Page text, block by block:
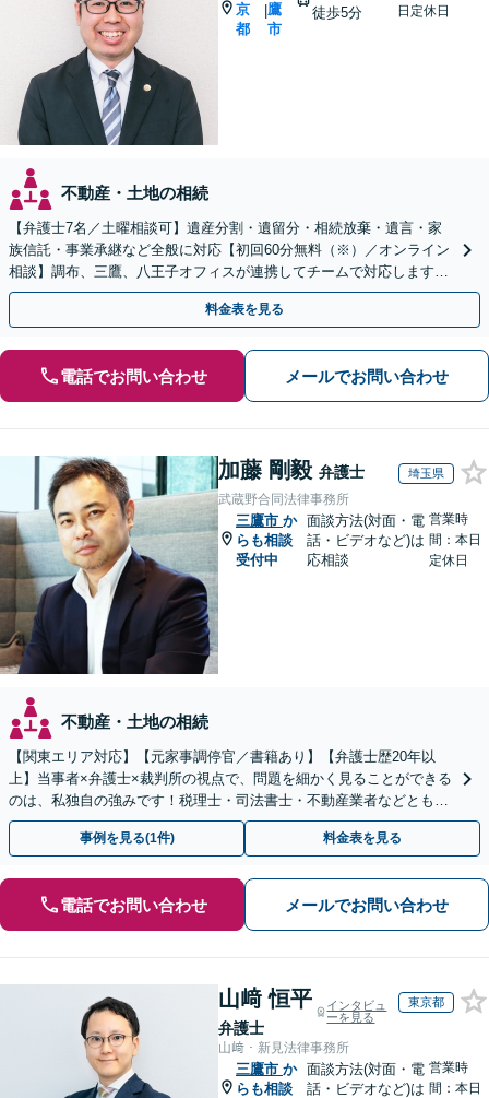
京
都
|鷹
市
徒歩5分
日定休日
不動産・土地の相続
【弁護士7名／土曜相談可】遺産分割・遺留分・相続放棄・遺言・家
族信託・事業承継など全般に対応【初回60分無料（※）／オンライン
相談】調布、三鷹、八王子オフィスが連携してチームで対応します※
相続発生前のご相談など有料相談になるものもございます
料金表を見る
電話でお問い合わせ メールでお問い合わせ
加藤 剛毅 弁護士 埼玉県
武蔵野合同法律事務所
三鷹市 か
らも相談
受付中
面談方法(対面・電
話・ビデオなど)は
応相談
営業時
間：本日
定休日
不動産・土地の相続
【関東エリア対応】【元家事調停官／書籍あり】【弁護士歴20年以
上】当事者×弁護士×裁判所の視点で、問題を細かく見ることができる
のは、私独自の強みです！税理士・司法書士・不動産業者などとも連
携。地元密着で、親切＆丁寧にお悩みに寄り添います。
事例を見る(1件) 料金表を見る
電話でお問い合わせ メールでお問い合わせ
山﨑 恒平
弁護士
インタビュ
ーを見る
東京都
山﨑・新見法律事務所
三鷹市 か
らも相談
面談方法(対面・電
話・ビデオなど)は
営業時
間：本日